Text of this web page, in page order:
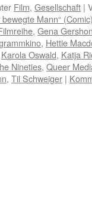
Film, Gesellschaft |
bewegte Mann“ (Comic)
, Gena Gershon
, Hettie
Karola Oswald, Katja
Nineties, Queer
, Til Schweiger |